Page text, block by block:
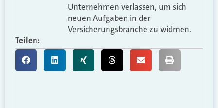
Unternehmen verlassen, um sich
neuen Aufgaben in der
Versicherungsbranche zu widmen.
Teilen: